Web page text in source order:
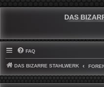
DAS
FAQ
DAS BIZARRE STAHLWERK